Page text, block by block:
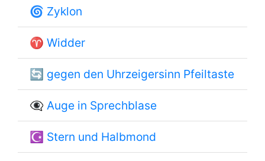
🌀 Zyklon
♈ Widder
🔄 gegen den Uhrzeigersinn Pfeiltaste
👁️‍🗨️ Auge in Sprechblase
☪ Stern und Halbmond